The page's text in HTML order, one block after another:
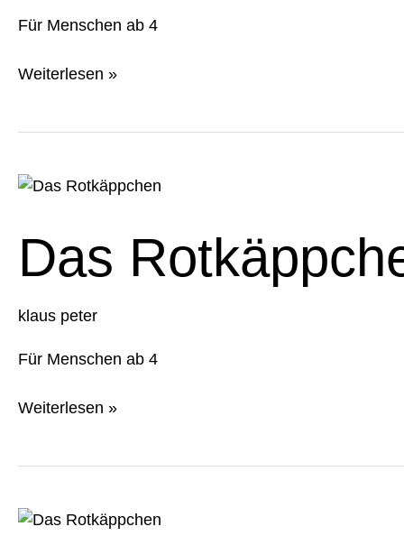
Für Menschen ab 4
Weiterlesen »
Das
klaus peter
Für Menschen ab 4
Das
Weiterlesen »
Das